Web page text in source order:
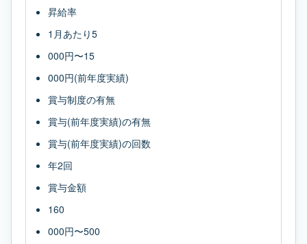
昇給率
1月あたり5
000円〜15
000円(前年度実績)
賞与制度の有無
賞与(前年度実績)の有無
賞与(前年度実績)の回数
年2回
賞与金額
160
000円〜500